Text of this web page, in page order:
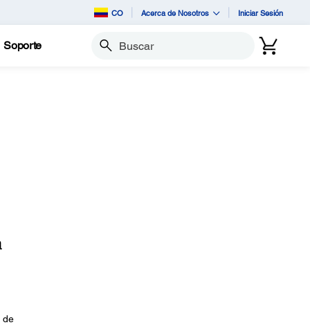
CO Acerca de Nosotros Iniciar Sesión
Soporte Buscar
de